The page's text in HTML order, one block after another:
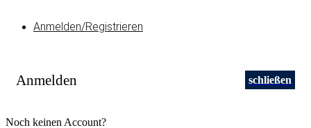
Anmelden/Registrieren
Anmelden schließen
Noch keinen Account?